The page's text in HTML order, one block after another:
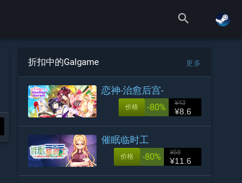
search
折扣中的Galgame 更多
恋神-治愈后宫-
-80% ¥43
¥8.6
价格
催眠临时工
-80% ¥58
¥11.6
价格